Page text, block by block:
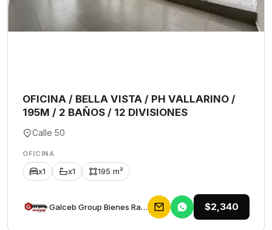
OFICINA / BELLA VISTA / PH VALLARINO /
195M / 2 BAÑOS / 12 DIVISIONES
Calle 50
OFICINA
x1 x1 195 m²
Galceb Group Bienes Raices $2,340